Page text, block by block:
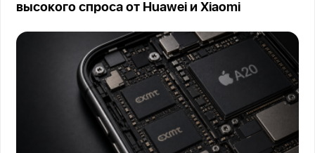
высокого спроса от Huawei и Xiaomi